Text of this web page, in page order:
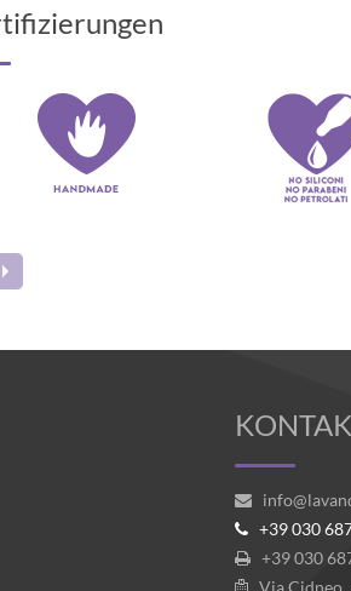
+39 030
+39 030